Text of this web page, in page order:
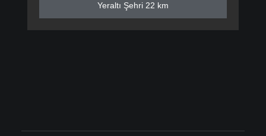
Yeraltı Şehri 22 km